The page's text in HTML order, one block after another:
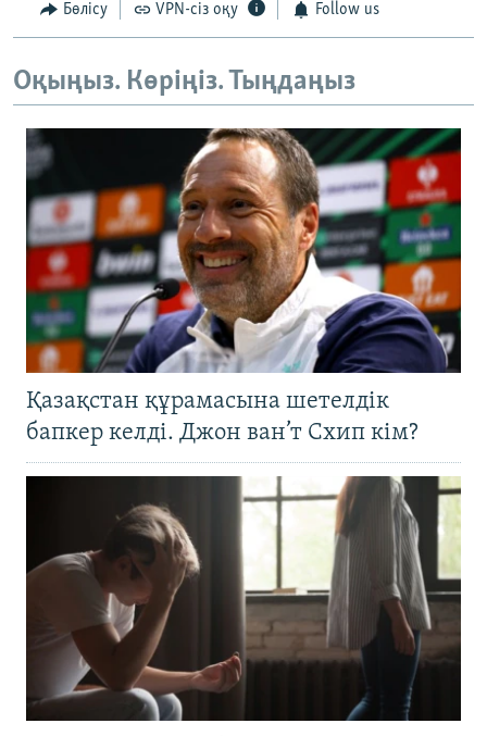
Бөлісу VPN-сіз оқу Follow us
Оқыңыз. Көріңіз. Тыңдаңыз
Қазақстан құрамасына шетелдік
бапкер келді. Джон ван’т Схип кім?